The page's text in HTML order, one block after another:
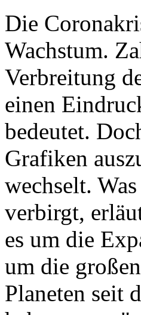
Die
Wachstum.
Verbreitung
einen
bedeutet.
Grafiken
wechselt.
verbirgt,
es um die
um die
Planeten seit